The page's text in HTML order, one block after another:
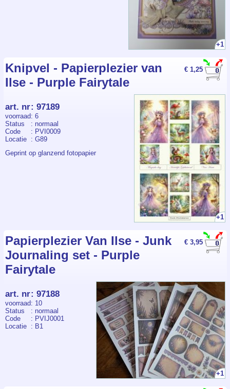
+1
€ 1,25
Knipvel - Papierplezier van
Ilse - Purple Fairytale
+1
art. nr: 97189
voorraad: 6
Status
: normaal
Code
: PVI0009
Locatie : G89
Geprint op glanzend fotopapier
€ 3,95
Papierplezier Van Ilse - Junk
Journaling set - Purple
Fairytale
+1
art. nr: 97188
voorraad: 10
Status
: normaal
Code
: PVIJ0001
Locatie : B1